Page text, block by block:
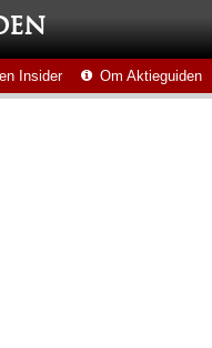
Insider Om Aktieguiden